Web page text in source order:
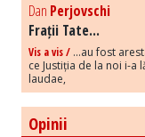
Dan Perjovschi
Frații Tate...
Vis a vis / ...au fost
ce Justiția de la noi i-a
laudae,
Opinii